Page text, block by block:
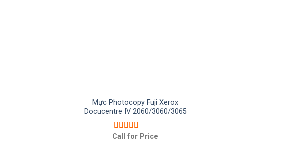
Mực Photocopy Fuji Xerox
Docucentre IV 2060/3060/3065
Được xếp
Call for Price